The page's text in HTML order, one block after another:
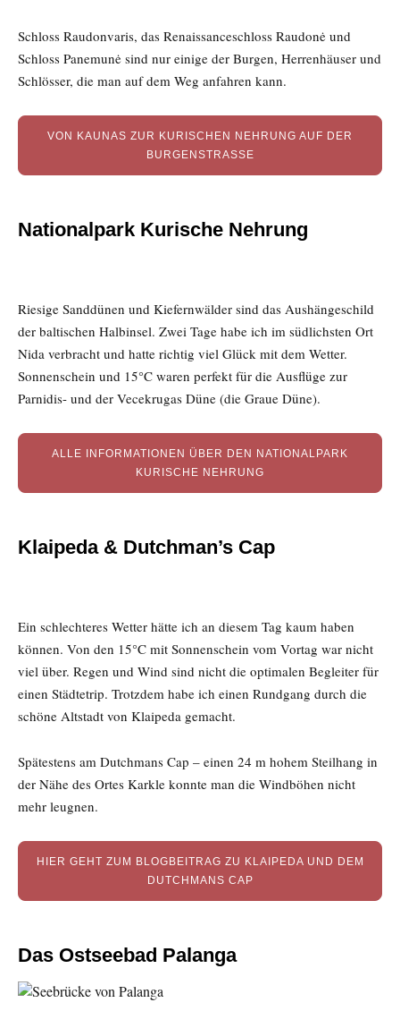
Schloss Raudonvaris, das Renaissanceschloss Raudonė und
Schloss Panemunė sind nur einige der Burgen, Herrenhäuser und
Schlösser, die man auf dem Weg anfahren kann.
VON KAUNAS ZUR KURISCHEN NEHRUNG AUF DER
BURGENSTRASSE
Nationalpark Kurische Nehrung
Riesige Sanddünen und Kiefernwälder sind das Aushängeschild
der baltischen Halbinsel. Zwei Tage habe ich im südlichsten Ort
Nida verbracht und hatte richtig viel Glück mit dem Wetter.
Sonnenschein und 15°C waren perfekt für die Ausflüge zur
Parnidis- und der Vecekrugas Düne (die Graue Düne).
ALLE INFORMATIONEN ÜBER DEN NATIONALPARK
KURISCHE NEHRUNG
Klaipeda & Dutchman’s Cap
Ein schlechteres Wetter hätte ich an diesem Tag kaum haben
können. Von den 15°C mit Sonnenschein vom Vortag war nicht
viel über. Regen und Wind sind nicht die optimalen Begleiter für
einen Städtetrip. Trotzdem habe ich einen Rundgang durch die
schöne Altstadt von Klaipeda gemacht.
Spätestens am Dutchmans Cap – einen 24 m hohem Steilhang in
der Nähe des Ortes Karkle konnte man die Windböhen nicht
mehr leugnen.
HIER GEHT ZUM BLOGBEITRAG ZU KLAIPEDA UND DEM
DUTCHMANS CAP
Das Ostseebad Palanga